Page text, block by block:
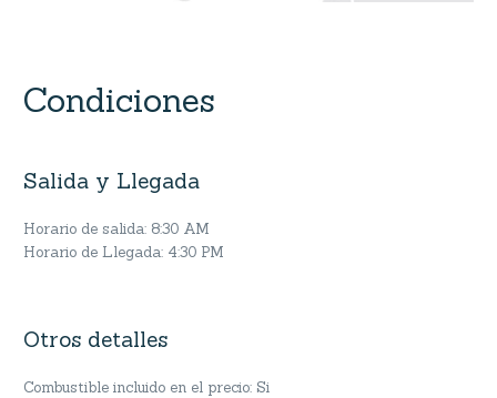
Condiciones
Salida y Llegada
Horario de salida: 8:30 AM
Horario de Llegada: 4:30 PM
Otros detalles
Combustible incluido en el precio: Si